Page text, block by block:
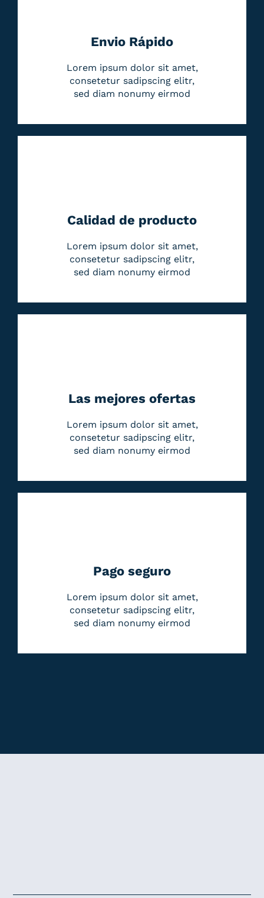
Envio Rápido
Lorem ipsum dolor sit amet,
consetetur sadipscing elitr,
sed diam nonumy eirmod
Calidad de producto
Lorem ipsum dolor sit amet,
consetetur sadipscing elitr,
sed diam nonumy eirmod
Las mejores ofertas
Lorem ipsum dolor sit amet,
consetetur sadipscing elitr,
sed diam nonumy eirmod
Pago seguro
Lorem ipsum dolor sit amet,
consetetur sadipscing elitr,
sed diam nonumy eirmod